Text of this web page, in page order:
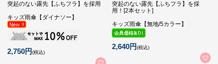
突起のない露先【ふちフラ】を採用
キッズ雨傘【ダイナソー】
2,750円(税込)
突起のない露先【ふちフラ】を採
用！[2本セット]
キッズ雨傘【無地/5カラー】
2,640円(税込)